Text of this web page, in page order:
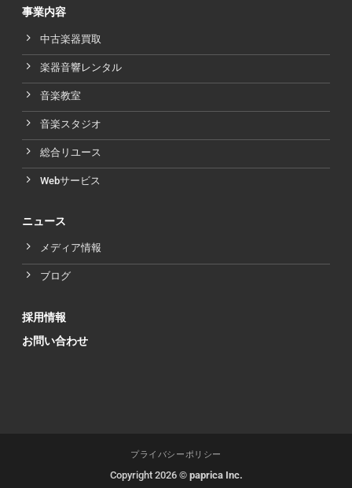
事業内容
中古楽器買取
楽器音響レンタル
音楽教室
音楽スタジオ
総合リユース
Webサービス
ニュース
メディア情報
ブログ
採用情報
お問い合わせ
プライバシーポリシー
Copyright 2026 © paprica Inc.